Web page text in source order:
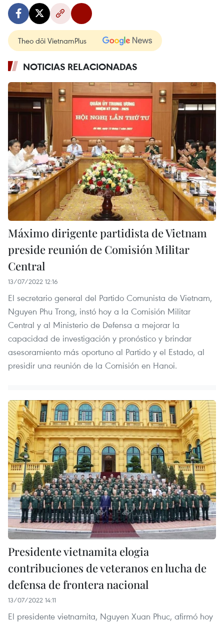
Theo dõi VietnamPlus
NOTICIAS RELACIONADAS
Máximo dirigente partidista de Vietnam
preside reunión de Comisión Militar
Central
13/07/2022 12:16
El secretario general del Partido Comunista de Vietnam,
Nguyen Phu Trong, instó hoy a la Comisión Militar
Central y al Ministerio de Defensa a mejorar la
capacidad de investigación y pronóstico y brindar
asesoramiento más oportuno al Partido y el Estado, al
presidir una reunión de la Comisión en Hanoi.
Presidente vietnamita elogia
contribuciones de veteranos en lucha de
defensa de frontera nacional
13/07/2022 14:11
El presidente vietnamita, Nguyen Xuan Phuc, afirmó hoy